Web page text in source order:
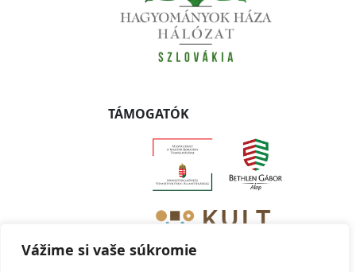
Vážime si vaše súkromie
TÁMOGATÓK